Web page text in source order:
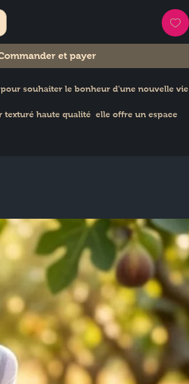
et payer
souhaiter le bonheur d'une nouvelle vie
texturé haute qualité  elle offre un espace